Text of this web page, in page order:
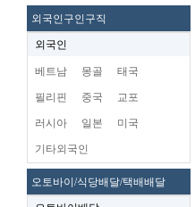
외국인구인구직
외국인
베트남 몽골 태국
필리핀 중국 교포
러시아 일본 미국
기타외국인
오토바이/식당배달/택배배달